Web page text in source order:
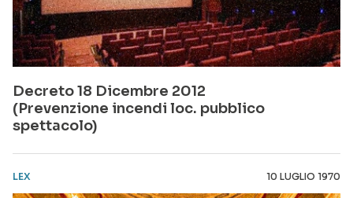
Decreto 18 Dicembre 2012
(Prevenzione incendi loc. pubblico
spettacolo)
LEX 10 LUGLIO 1970